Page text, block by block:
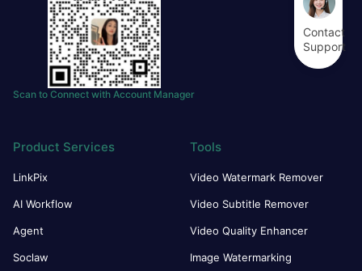
Scan to Connect with Account Manager
Product Services
LinkPix
AI Workflow
Agent
Soclaw
Tools
Video Watermark Remover
Video Subtitle Remover
Video Quality Enhancer
Image Watermarking
Contact
Support